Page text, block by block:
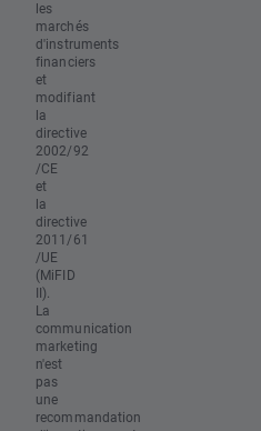
les
marchés
d'instruments
financiers
et
modifiant
la
directive
2002/92
/CE
et
la
directive
2011/61
/UE
(MiFID
II).
La
communication
marketing
n'est
pas
une
recommandation